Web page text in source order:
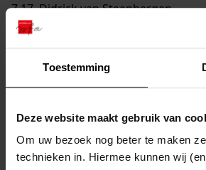
Toestemming
Deze website maakt gebruik van
Om uw bezoek nog beter te maken
technieken in. Hiermee kunnen wij
7.17.Didrick van Steenbergen
Toon details van deze beschrijving
7.18.Reijer Claesz. Sampson
Toon details van deze beschrijving
7.19.Remmet Jansz. Keijser
Joannes Cleyers
Toon details van deze beschrijving